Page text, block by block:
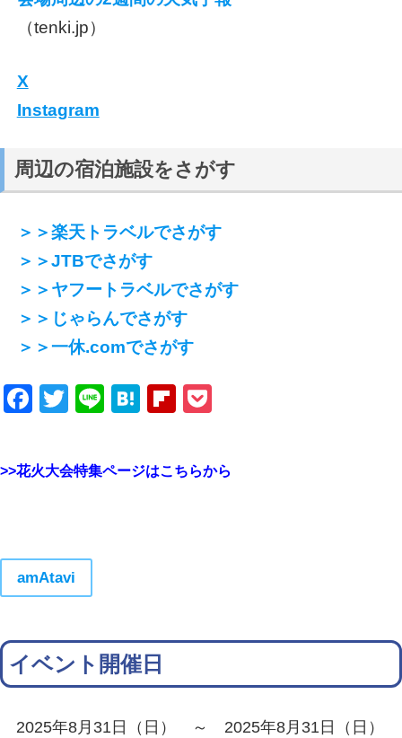
（tenki.jp）
X
Instagram
周辺の宿泊施設をさがす
＞＞楽天トラベルでさがす
＞＞JTBでさがす
＞＞ヤフートラベルでさがす
＞＞じゃらんでさがす
＞＞一休.comでさがす
Facebook
Twitter
LineHatenaFlipboard
>>花火大会特集ページはこちらから
amAtavi
イベント開催日
2025年8月31日（日） ～ 2025年8月31日（日）